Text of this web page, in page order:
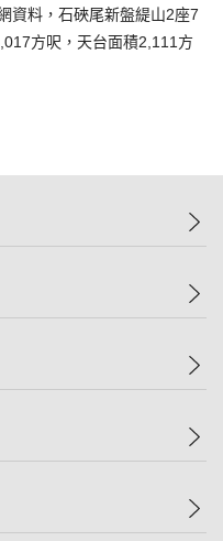
資料，石硤尾新盤緹山2座7
方呎，天台面積2,111方